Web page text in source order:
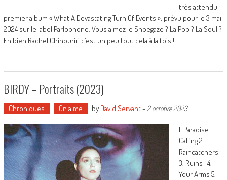
très attendu
premier album « What A Devastating Turn Of Events », prévu pour le 3 mai
2024 sur le label Parlophone. Vous aimez le Shoegaze ? La Pop ? La Soul ?
Eh bien Rachel Chinouriri c’est un peu tout cela à la fois !
BIRDY – Portraits (2023)
Chroniques On aime by David Servant- 2 octobre 2023
1. Paradise
Calling 2.
Raincatchers
3. Ruins i 4.
Your Arms 5.